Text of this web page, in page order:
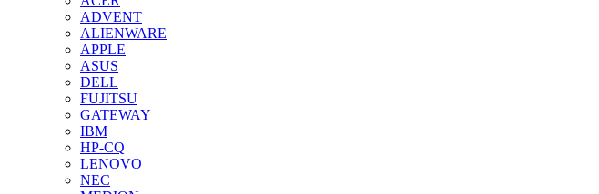
ADVENT
ALIENWARE
APPLE
ASUS
DELL
FUJITSU
GATEWAY
IBM
HP-CQ
LENOVO
NEC